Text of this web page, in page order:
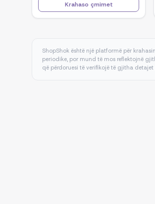
Krahaso çmimet
ShopShok është një platformë për
periodike, por mund të mos reflektojnë
që përdoruesi të verifikojë të gjitha